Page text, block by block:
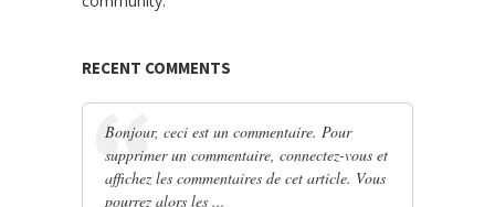
RECENT COMMENTS
Bonjour, ceci est un commentaire. Pour
supprimer un commentaire, connectez-vous et
affichez les commentaires de cet article. Vous
pourrez alors les ...